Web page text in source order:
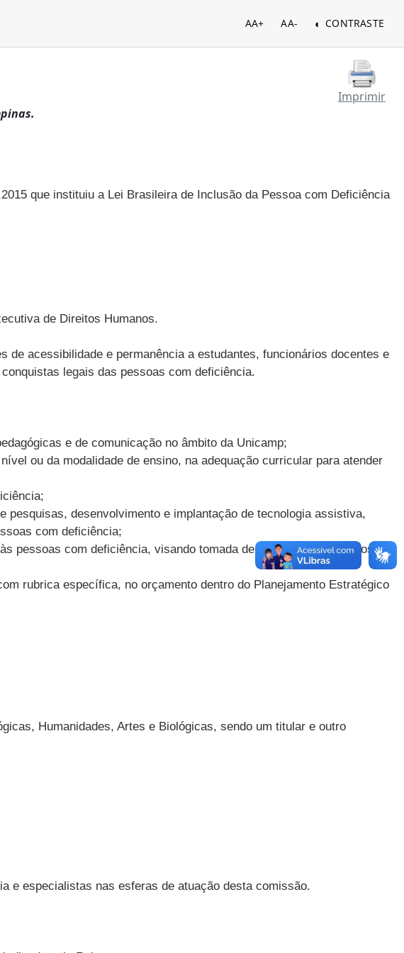
AA+ AA- CONTRASTE
Imprimir
que instituiu a Lei Brasileira de Inclusão da Pessoa com Deficiência
de Direitos Humanos.
acessibilidade e permanência a estudantes, funcionários docentes e
legais das pessoas com deficiência.
e de comunicação no âmbito da Unicamp;
ou da modalidade de ensino, na adequação curricular para atender
desenvolvimento e implantação de tecnologia assistiva,
com deficiência;
pessoas com deficiência, visando tomada de decisões efetivas nos
rubrica específica, no orçamento dentro do Planejamento Estratégico
Humanidades, Artes e Biológicas, sendo um titular e outro
e especialistas nas esferas de atuação desta comissão.